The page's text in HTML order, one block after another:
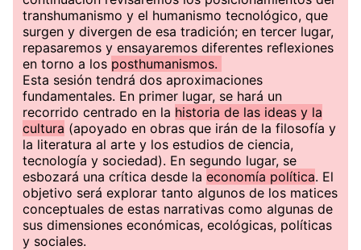
transhumanismo y el humanismo tecnológico, que
surgen y divergen de esa tradición; en tercer lugar,
repasaremos y ensayaremos diferentes reflexiones
en torno a los posthumanismos.
Esta sesión tendrá dos aproximaciones
fundamentales. En primer lugar, se hará un
recorrido centrado en la historia de las ideas y la
cultura (apoyado en obras que irán de la filosofía y
la literatura al arte y los estudios de ciencia,
tecnología y sociedad). En segundo lugar, se
esbozará una crítica desde la economía política. El
objetivo será explorar tanto algunos de los matices
conceptuales de estas narrativas como algunas de
sus dimensiones económicas, ecológicas, políticas
y sociales.